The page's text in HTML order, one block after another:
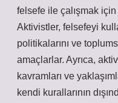
felsefe ile çalışmak
Aktivistler, felsefeyi
politikalarını ve
amaçlarlar. Ayrıca,
kavramları ve
kendi kurallarının